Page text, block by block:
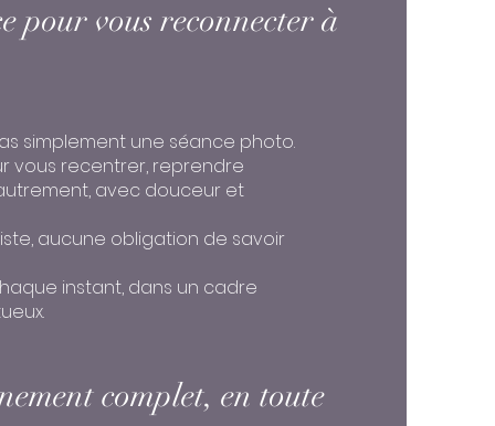
pour vous reconnecter à
simplement une séance photo.
vous recentrer, reprendre
avec douceur et
aucune obligation de savoir
instant, dans un cadre
complet, en toute